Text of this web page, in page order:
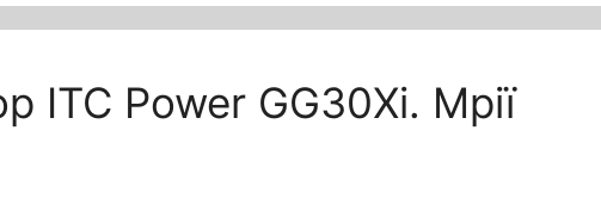
ITC Power GG30Xi. Мрії